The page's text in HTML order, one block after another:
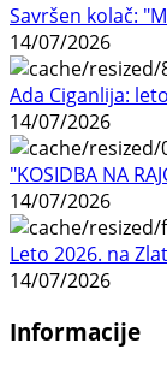
Savršen kolač:
14/07/2026
Ada Ciganlija:
14/07/2026
"KOSIDBA NA
14/07/2026
Leto 2026. na
14/07/2026
Informacije